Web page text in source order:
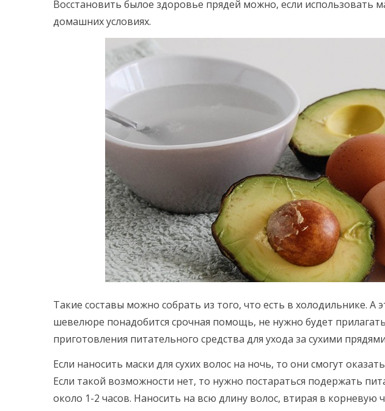
Восстановить былое здоровье прядей можно, если использовать
домашних условиях.
Такие составы можно собрать из того, что есть в холодильнике. А
шевелюре понадобится срочная помощь, не нужно будет
приготовления питательного средства для ухода за сухими
Если наносить маски для сухих волос на ночь, то они смогут
Если такой возможности нет, то нужно постараться подержать
около 1-2 часов. Наносить на всю длину волос, втирая в корневую